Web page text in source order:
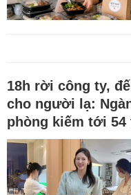
18h rời công ty,
cho người lạ:
phòng kiếm tới 54